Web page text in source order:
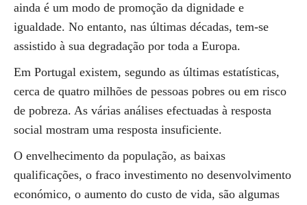
ainda é um modo de promoção da dignidade e
igualdade. No entanto, nas últimas décadas, tem-se
assistido à sua degradação por toda a Europa.
Em Portugal existem, segundo as últimas estatísticas,
cerca de quatro milhões de pessoas pobres ou em risco
de pobreza. As várias análises efectuadas à resposta
social mostram uma resposta insuficiente.
O envelhecimento da população, as baixas
qualificações, o fraco investimento no desenvolvimento
económico, o aumento do custo de vida, são algumas